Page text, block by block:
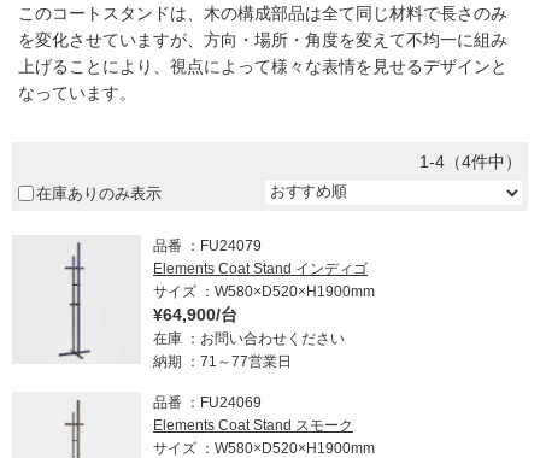
このコートスタンドは、木の構成部品は全て同じ材料で長さのみ
を変化させていますが、方向・場所・角度を変えて不均一に組み
上げることにより、視点によって様々な表情を見せるデザインと
なっています。
1-4（4件中）
在庫ありのみ表示
品番
FU24079
Elements Coat Stand インディゴ
サイズ
W580×D520×H1900mm
¥64,900/台
在庫
お問い合わせください
納期
71～77営業日
品番
FU24069
Elements Coat Stand スモーク
サイズ
W580×D520×H1900mm